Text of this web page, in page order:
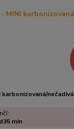
karbonizovaná/nečadivá
35 min